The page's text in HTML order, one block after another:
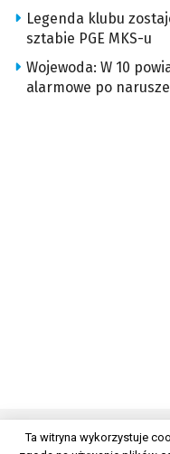
Legenda klubu
sztabie PGE MKS-u
Wojewoda: W 10
alarmowe po
Ta witryna wykorzystuje